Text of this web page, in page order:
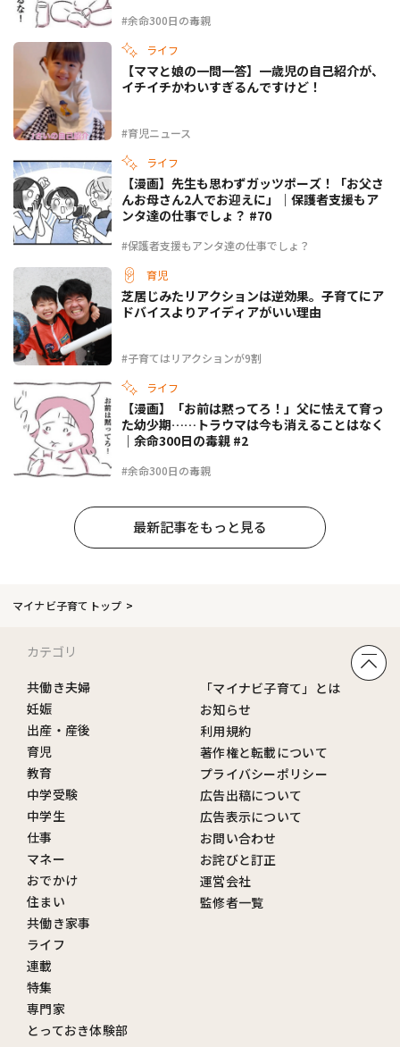
#余命300日の毒親
ライフ
#育児ニュース
【ママと娘の一問一答】一歳児の自己紹介が、
イチイチかわいすぎるんですけど！
ライフ
#保護者支援もアンタ達の仕事でしょ？
【漫画】先生も思わずガッツポーズ！「お父さ
んお母さん2人でお迎えに」｜保護者支援もア
ンタ達の仕事でしょ？ #70
育児
#子育てはリアクションが9割
芝居じみたリアクションは逆効果。子育てにア
ドバイスよりアイディアがいい理由
ライフ
#余命300日の毒親
【漫画】「お前は黙ってろ！」父に怯えて育っ
た幼少期……トラウマは今も消えることはなく
｜余命300日の毒親 #2
最新記事をもっと見る
マイナビ子育てトップ
カテゴリ
共働き夫婦
妊娠
出産・産後
育児
教育
中学受験
中学生
仕事
マネー
おでかけ
住まい
共働き家事
ライフ
連載
特集
専門家
とっておき体験部
「マイナビ子育て」とは
お知らせ
利用規約
著作権と転載について
プライバシーポリシー
広告出稿について
広告表示について
お問い合わせ
お詫びと訂正
運営会社
監修者一覧